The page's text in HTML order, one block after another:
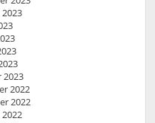
2023
2022
2022